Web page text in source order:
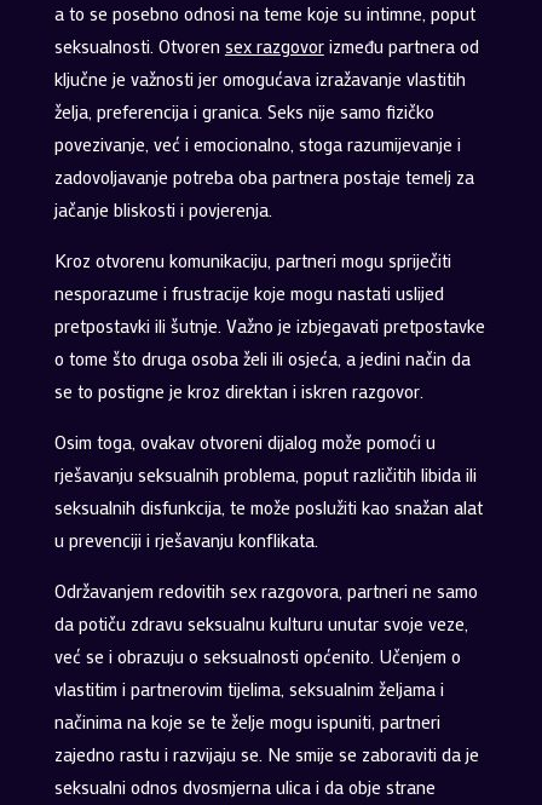
a to se posebno odnosi na teme koje su intimne, poput
seksualnosti. Otvoren sex razgovorizmeđu partnera od
ključne je važnosti jer omogućava izražavanje vlastitih
želja, preferencija i granica. Seks nije samo fizičko
povezivanje, već i emocionalno, stoga razumijevanje i
zadovoljavanje potreba oba partnera postaje temelj za
jačanje bliskosti i povjerenja.
Kroz otvorenu komunikaciju, partneri mogu spriječiti
nesporazume i frustracije koje mogu nastati uslijed
pretpostavki ili šutnje. Važno je izbjegavati pretpostavke
o tome što druga osoba želi ili osjeća, a jedini način da
se to postigne je kroz direktan i iskren razgovor.
Osim toga, ovakav otvoreni dijalog može pomoći u
rješavanju seksualnih problema, poput različitih libida ili
seksualnih disfunkcija, te može poslužiti kao snažan alat
u prevenciji i rješavanju konflikata.
Održavanjem redovitih sex razgovora, partneri ne samo
da potiču zdravu seksualnu kulturu unutar svoje veze,
već se i obrazuju o seksualnosti općenito. Učenjem o
vlastitim i partnerovim tijelima, seksualnim željama i
načinima na koje se te želje mogu ispuniti, partneri
zajedno rastu i razvijaju se. Ne smije se zaboraviti da je
seksualni odnos dvosmjerna ulica i da obje strane